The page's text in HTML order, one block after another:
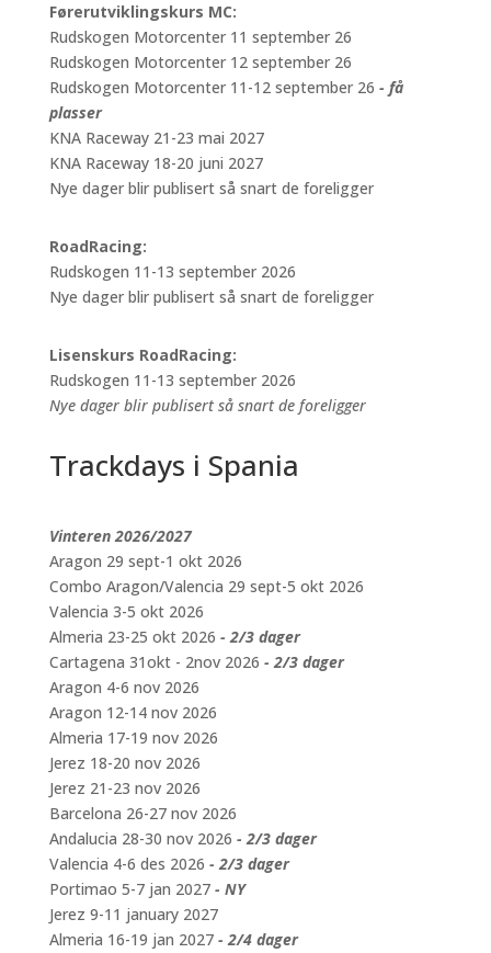
Førerutviklingskurs MC:
Rudskogen Motorcenter 11 september 26
Rudskogen Motorcenter 12 september 26
Rudskogen Motorcenter 11-12 september 26 - få
plasser
KNA Raceway 21-23 mai 2027
KNA Raceway 18-20 juni 2027
Nye dager blir publisert så snart de foreligger
RoadRacing:
Rudskogen 11-13 september 2026
Nye dager blir publisert så snart de foreligger
Lisenskurs RoadRacing:
Rudskogen 11-13 september 2026
Nye dager blir publisert så snart de foreligger
Trackdays i Spania
Vinteren 2026/2027
Aragon 29 sept-1 okt 2026
Combo Aragon/Valencia 29 sept-5 okt 2026
Valencia 3-5 okt 2026
Almeria 23-25 okt 2026 - 2/3 dager
Cartagena 31okt - 2nov 2026 - 2/3 dager
Aragon 4-6 nov 2026
Aragon 12-14 nov 2026
Almeria 17-19 nov 2026
Jerez 18-20 nov 2026
Jerez 21-23 nov 2026
Barcelona 26-27 nov 2026
Andalucia 28-30 nov 2026 - 2/3 dager
Valencia 4-6 des 2026 - 2/3 dager
Portimao 5-7 jan 2027 - NY
Jerez 9-11 january 2027
Almeria 16-19 jan 2027 - 2/4 dager